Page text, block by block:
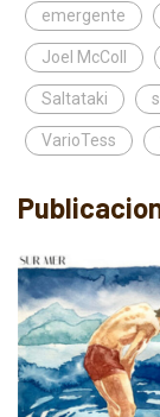
emergente
Joel McColl
Saltataki
VarioTess